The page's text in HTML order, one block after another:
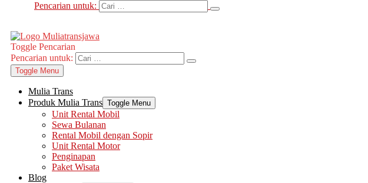
Pencarian untuk:
Toggle Pencarian
Pencarian untuk:
Toggle Menu
Mulia Trans
Produk Mulia Trans Toggle Menu
Unit Rental Mobil
Sewa Bulanan
Rental Mobil dengan Sopir
Unit Rental Motor
Penginapan
Paket Wisata
Blog